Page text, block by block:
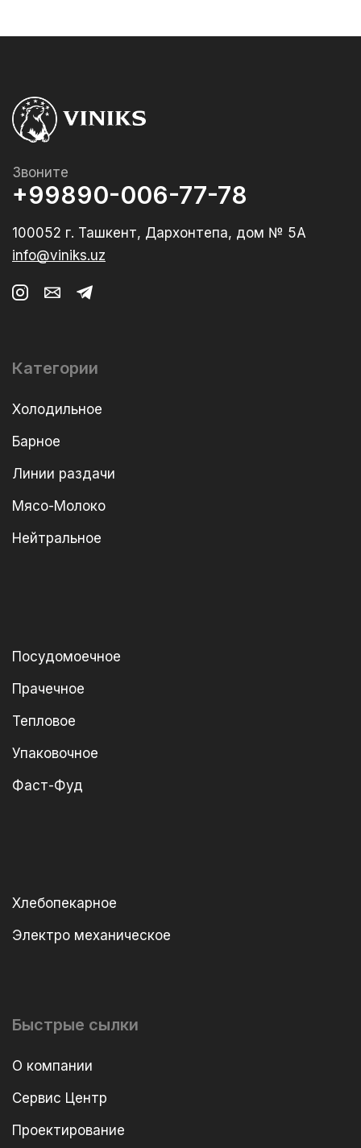
Звоните
+99890-006-77-78
100052 г. Ташкент, Дархонтепа, дом № 5А
info@viniks.uz
Категории
Холодильное
Барное
Линии раздачи
Мясо-Молоко
Нейтральное
Посудомоечное
Прачечное
Тепловое
Упаковочное
Фаст-Фуд
Хлебопекарное
Электро механическое
Быстрые сылки
О компании
Сервис Центр
Проектирование